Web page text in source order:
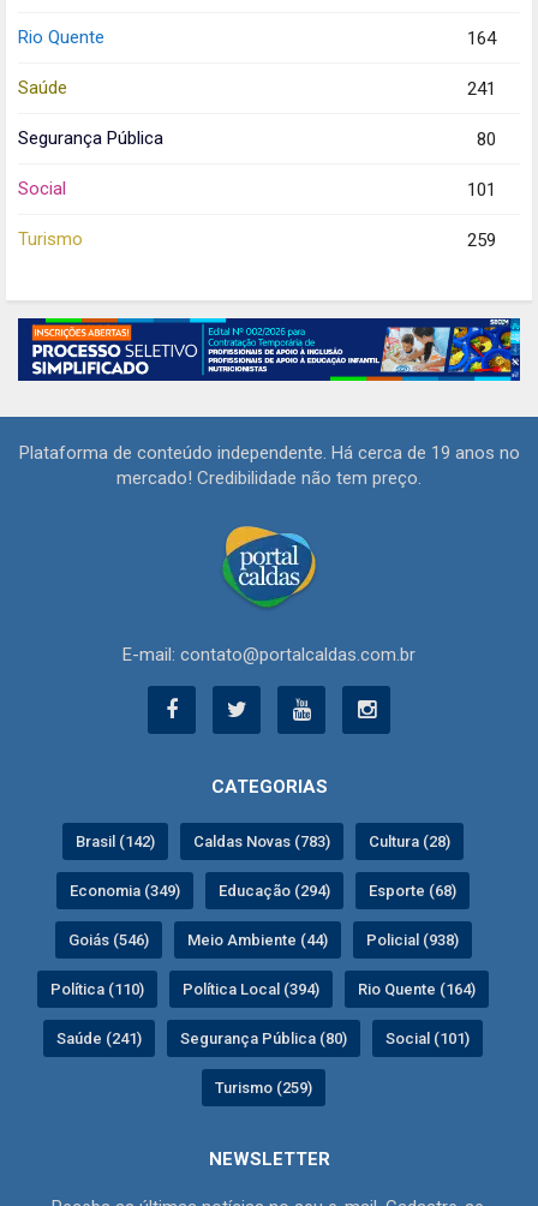
Rio Quente 164
Saúde 241
Segurança Pública 80
Social 101
Turismo 259
Plataforma de conteúdo independente. Há cerca de 19 anos no
mercado! Credibilidade não tem preço.
E-mail: contato@portalcaldas.com.br
CATEGORIAS
Brasil (142) Caldas Novas (783) Cultura (28)
Economia (349) Educação (294) Esporte (68)
Goiás (546) Meio Ambiente (44) Policial (938)
Política (110) Política Local (394) Rio Quente (164)
Saúde (241) Segurança Pública (80) Social (101)
Turismo (259)
NEWSLETTER